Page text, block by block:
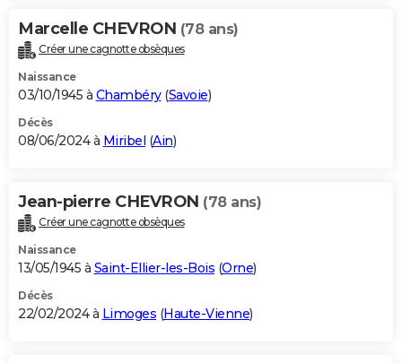
Marcelle CHEVRON (78 ans)
Créer une cagnotte obsèques
Naissance
03/10/1945 à Chambéry(Savoie)
Décès
08/06/2024 à Miribel (Ain)
Jean-pierre CHEVRON (78 ans)
Créer une cagnotte obsèques
Naissance
13/05/1945 à Saint-Ellier-les-Bois (Orne)
Décès
22/02/2024 à Limoges (Haute-Vienne)